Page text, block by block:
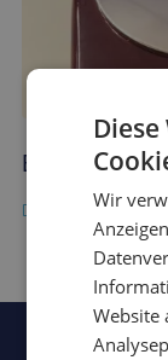
Best wishes
Wir
Website